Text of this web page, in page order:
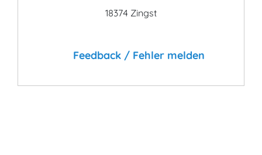
18374 Zingst
Feedback / Fehler melden